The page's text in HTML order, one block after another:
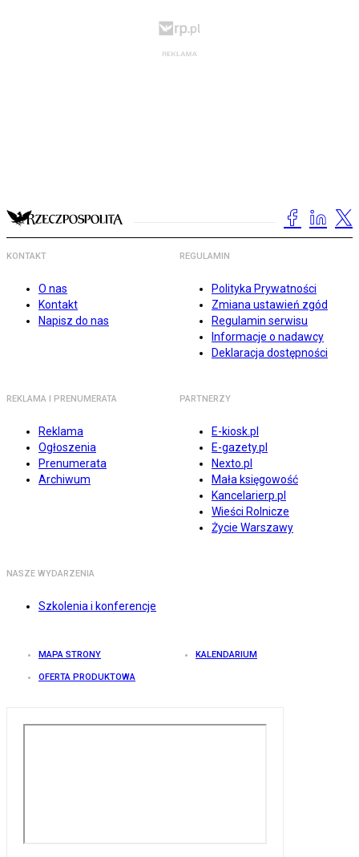
KONTAKT
O nas
Kontakt
Napisz do nas
REGULAMIN
Polityka Prywatności
Zmiana ustawień zgód
Regulamin serwisu
Informacje o nadawcy
Deklaracja dostępności
REKLAMA I PRENUMERATA
Reklama
Ogłoszenia
Prenumerata
Archiwum
PARTNERZY
E-kiosk.pl
E-gazety.pl
Nexto.pl
Mała księgowość
Kancelarierp.pl
Wieści Rolnicze
Życie Warszawy
NASZE WYDARZENIA
Szkolenia i konferencje
MAPA STRONY KALENDARIUM
OFERTA PRODUKTOWA